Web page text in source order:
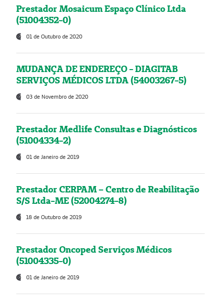
Prestador Mosaicum Espaço Clínico Ltda
(51004352-0)
01 de Outubro de 2020
MUDANÇA DE ENDEREÇO - DIAGITAB
SERVIÇOS MÉDICOS LTDA (54003267-5)
03 de Novembro de 2020
Prestador Medlife Consultas e Diagnósticos
(51004334-2)
01 de Janeiro de 2019
Prestador CERPAM – Centro de Reabilitação
S/S Ltda-ME (52004274-8)
18 de Outubro de 2019
Prestador Oncoped Serviços Médicos
(51004335-0)
01 de Janeiro de 2019